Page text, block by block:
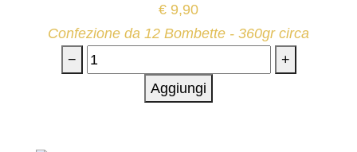
€ 9,90
Confezione da 12 Bombette - 360gr circa
−
+
Aggiungi